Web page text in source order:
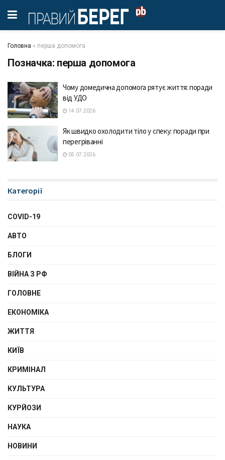
Головна » перша допомога
Позначка: перша допомога
Чому домедична допомога рятує життя: поради
від УДО
14.07.2026
Як швидко охолодити тіло у спеку: поради при
перегріванні
05.07.2026
Категорії
COVID-19
АВТО
БЛОГИ
ВІЙНА З РФ
ГОЛОВНЕ
ЕКОНОМІКА
ЖИТТЯ
КИЇВ
КРИМІНАЛ
КУЛЬТУРА
КУРЙОЗИ
НАУКА
НОВИНИ